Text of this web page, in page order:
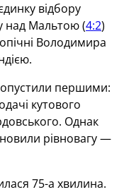
відбору
над Мальтою (4:2)
Володимира
першими:
кутового
Однак
рівновагу —
75-а хвилина.